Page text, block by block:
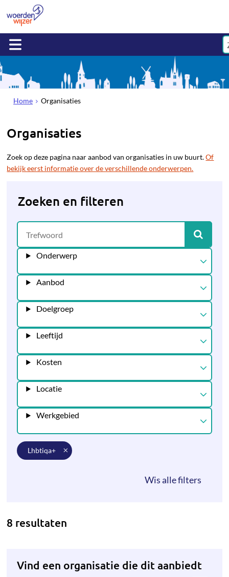
Home Organisaties
Organisaties
Zoek op deze pagina naar aanbod van organisaties in uw buurt.Of
bekijk eerst informatie over de verschillende onderwerpen.
Zoeken en filteren
Onderwerp
Aanbod
Doelgroep
Leeftijd
Kosten
Locatie
Werkgebied
lhbtiqa+
8 resultaten
Vind een organisatie die dit aanbiedt